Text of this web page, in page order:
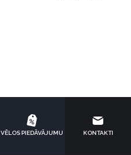
VĒLOS PIEDĀVĀJUMU KONTAKTI